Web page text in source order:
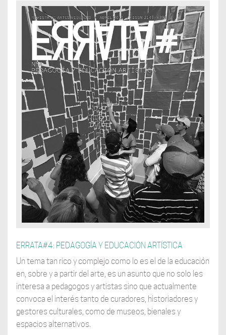
ERRATA#4: PEDAGOGÍA Y EDUCACIÓN ARTÍSTICA
Un tema tan rico y complejo como lo es el de la educación
en, sobre y a partir del arte, es un asunto que no solo les
interesa a pedagogos y artistas sino que actualmente
convoca el interés tanto de curadores, historiadores y
gestores culturales, como de museos, bienales y
espacios alternativos.